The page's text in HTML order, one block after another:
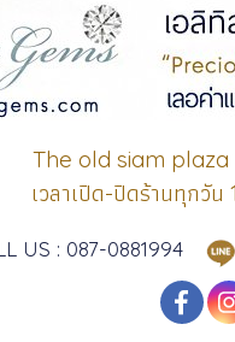
The old siam plaza
เวลาเปิด-ปิดร้านทุกวัน
US : 087-0881994